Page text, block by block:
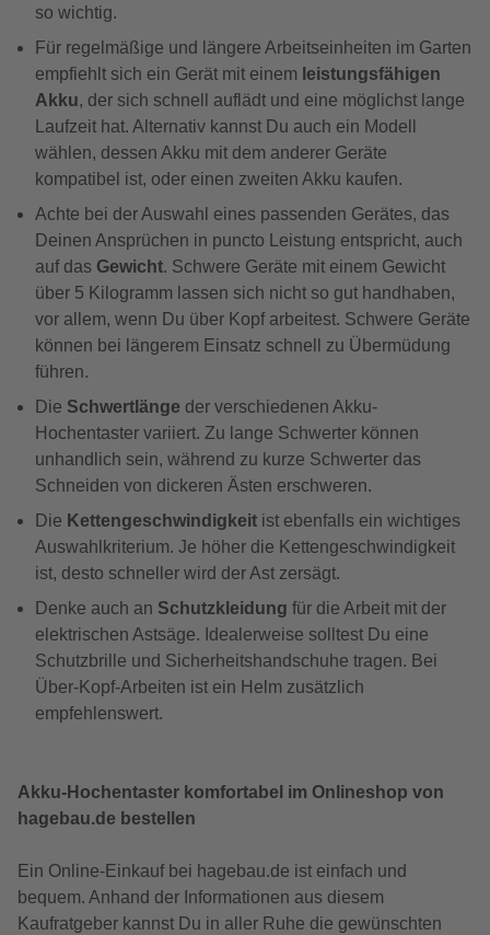
so wichtig.
Für regelmäßige und längere Arbeitseinheiten im Garten
empfiehlt sich ein Gerät mit einem leistungsfähigen
Akku, der sich schnell auflädt und eine möglichst lange
Laufzeit hat. Alternativ kannst Du auch ein Modell
wählen, dessen Akku mit dem anderer Geräte
kompatibel ist, oder einen zweiten Akku kaufen.
Achte bei der Auswahl eines passenden Gerätes, das
Deinen Ansprüchen in puncto Leistung entspricht, auch
auf das Gewicht. Schwere Geräte mit einem Gewicht
über 5 Kilogramm lassen sich nicht so gut handhaben,
vor allem, wenn Du über Kopf arbeitest. Schwere Geräte
können bei längerem Einsatz schnell zu Übermüdung
führen.
Die Schwertlänge der verschiedenen Akku-
Hochentaster variiert. Zu lange Schwerter können
unhandlich sein, während zu kurze Schwerter das
Schneiden von dickeren Ästen erschweren.
Die Kettengeschwindigkeit ist ebenfalls ein wichtiges
Auswahlkriterium. Je höher die Kettengeschwindigkeit
ist, desto schneller wird der Ast zersägt.
Denke auch an Schutzkleidung für die Arbeit mit der
elektrischen Astsäge. Idealerweise solltest Du eine
Schutzbrille und Sicherheitshandschuhe tragen. Bei
Über-Kopf-Arbeiten ist ein Helm zusätzlich
empfehlenswert.
Akku-Hochentaster komfortabel im Onlineshop von
hagebau.de bestellen
Ein Online-Einkauf bei hagebau.de ist einfach und
bequem. Anhand der Informationen aus diesem
Kaufratgeber kannst Du in aller Ruhe die gewünschten